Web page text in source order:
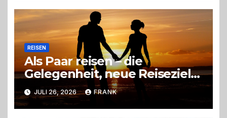
REISEN
Als Paar reisen – die
Gelegenheit, neue Reiseziele
zu entdecken
JULI 26, 2026 FRANK